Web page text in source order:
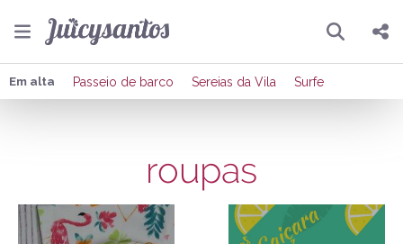
Pesquisar
Compartilhar
Publicar no Facebook
Em alta Passeio de barco Sereias da Vila Surfe
roupas